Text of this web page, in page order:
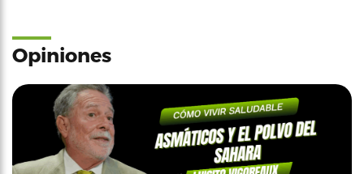
Opiniones